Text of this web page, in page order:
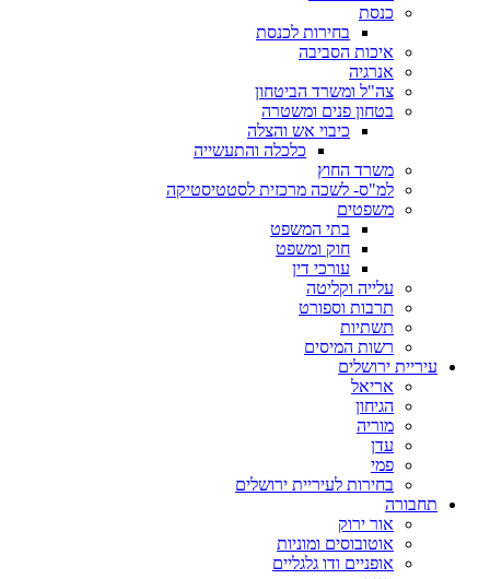
כנסת
בחירות לכנסת
איכות הסביבה
אנרגיה
צה"ל ומשרד הביטחון
בטחון פנים ומשטרה
כיבוי אש והצלה
כלכלה והתעשייה
משרד החוץ
למ"ס- לשכה מרכזית לסטטיסטיקה
משפטים
בתי המשפט
חוק ומשפט
עורכי דין
עלייה וקליטה
תרבות וספורט
תשתיות
רשות המיסים
עיריית ירושלים
אריאל
הגיחון
מוריה
עדן
פמי
בחירות לעיריית ירושלים
תחבורה
אור ירוק
אוטובוסים ומוניות
אופניים ודו גלגליים